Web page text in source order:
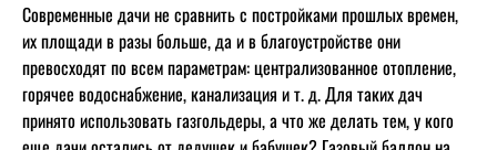
Современные дачи не сравнить с постройками прошлых времен,
их площади в разы больше, да и в благоустройстве они
превосходят по всем параметрам: централизованное отопление,
горячее водоснабжение, канализация и т. д. Для таких дач
принято использовать газгольдеры, а что же делать тем, у кого